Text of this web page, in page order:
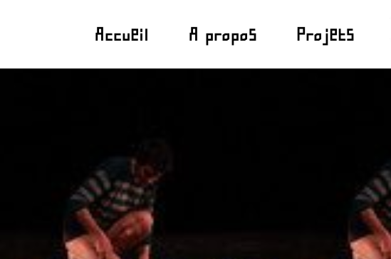
Accueil A propos Projets